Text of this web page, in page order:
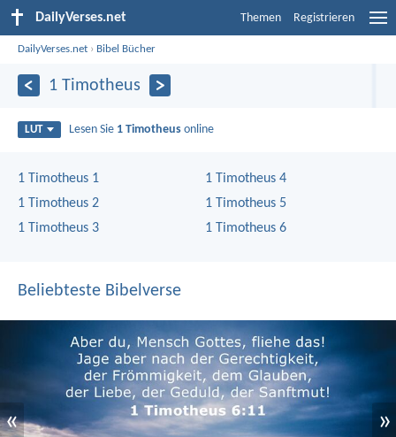
DailyVerses.net Themen Registrieren
DailyVerses.net › Bibel Bücher
1 Timotheus
LUT Lesen Sie 1 Timotheus online
1 Timotheus 1
1 Timotheus 2
1 Timotheus 3
1 Timotheus 4
1 Timotheus 5
1 Timotheus 6
Beliebteste Bibelverse
« »